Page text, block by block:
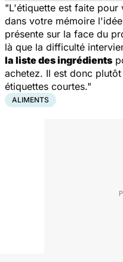
"L'étiquette est faite pour
dans votre mémoire
présente sur la face du
là que la difficulté
la liste des ingrédients
achetez. Il est donc
étiquettes courtes."
ALIMENTS